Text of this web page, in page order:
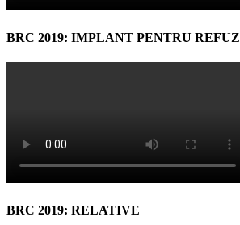
BRC 2019: IMPLANT PENTRU REFUZ
BRC 2019: RELATIVE